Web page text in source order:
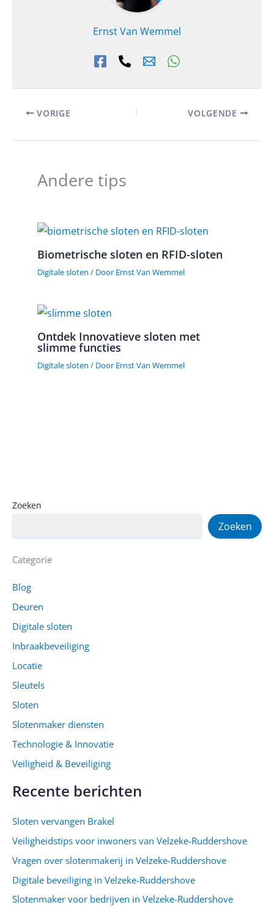
Zoeken
Zoeken
Categorie
Blog
Deuren
Digitale sloten
Inbraakbeveiliging
Locatie
Sleutels
Sloten
Slotenmaker diensten
Technologie & Innovatie
Veiligheid & Beveiliging
Recente berichten
Sloten vervangen Brakel
Veiligheidstips voor inwoners van Velzeke-Ruddershove
Vragen over slotenmakerij in Velzeke-Ruddershove
Digitale beveiliging in Velzeke-Ruddershove
Slotenmaker voor bedrijven in Velzeke-Ruddershove
Ernst Van Wemmel
VORIGE VOLGENDE
Andere tips
Biometrische sloten en RFID-sloten
Digitale sloten / Door Ernst Van Wemmel
Ontdek Innovatieve sloten met
slimme functies
Digitale sloten / Door Ernst Van Wemmel